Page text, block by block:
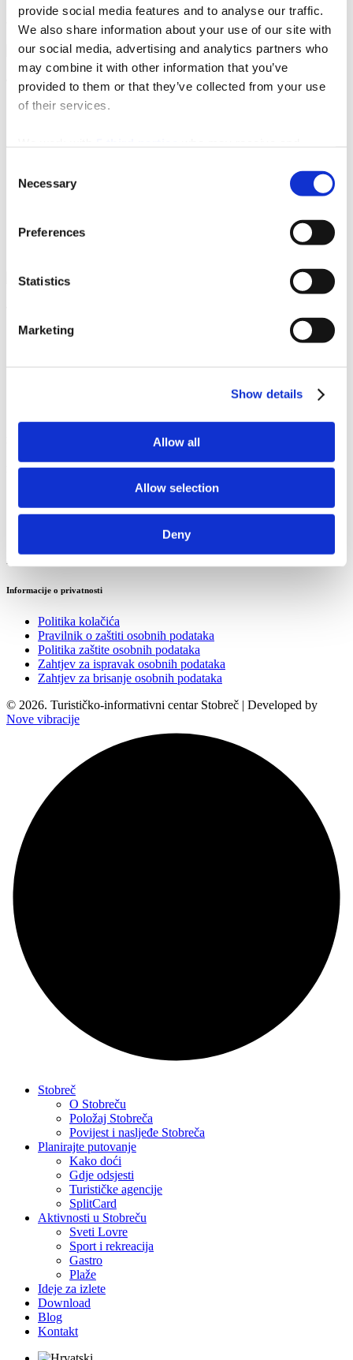
provide social media features and to analyse our traffic.
We also share information about your use of our site with
our social media, advertising and analytics partners who
may combine it with other information that you’ve
provided to them or that they’ve collected from your use
of their services.
Selection
Necessary
Preferences
Statistics
Marketing
Show details
Allow all
Allow selection
Deny
Turistička zajednica grada Splita
Obala Hrv. narodnog preporoda 9
Telefon:
Sv. Lovre 4
Korisne informacije
eVisitor
Informacije o privatnosti
Politika kolačića
Pravilnik o zaštiti osobnih podataka
Politika zaštite osobnih podataka
Zahtjev za ispravak osobnih podataka
Zahtjev za brisanje osobnih podataka
© 2026. Turističko-informativni centar Stobreč | Developed by
Nove vibracije
Stobreč
O Stobreču
Položaj Stobreča
Povijest i nasljeđe Stobreča
Planirajte putovanje
Kako doći
Gdje odsjesti
Turističke agencije
SplitCard
Aktivnosti u Stobreču
Sveti Lovre
Sport i rekreacija
Gastro
Plaže
Ideje za izlete
Download
Blog
Kontakt